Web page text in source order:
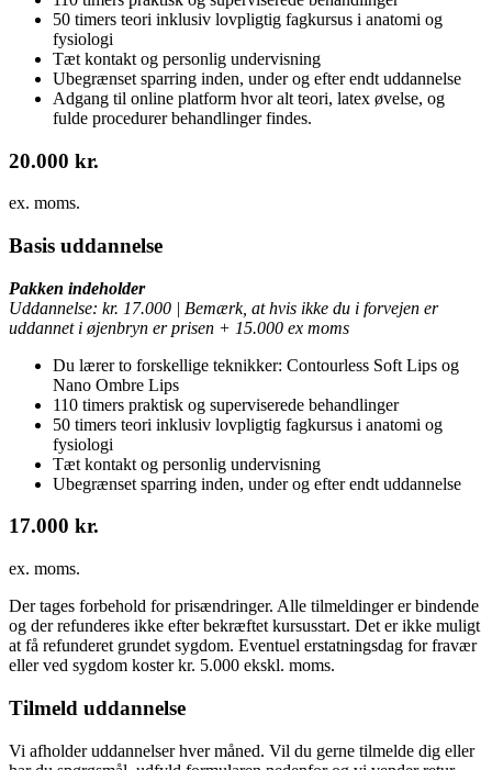
50 timers teori inklusiv lovpligtig fagkursus i anatomi og
fysiologi
Tæt kontakt og personlig undervisning
Ubegrænset sparring inden, under og efter endt uddannelse
Adgang til online platform hvor alt teori, latex øvelse, og
fulde procedurer behandlinger findes.
20.000 kr.
ex. moms.
Basis uddannelse
Pakken indeholder
Uddannelse: kr. 17.000 | Bemærk, at hvis ikke du i forvejen er
uddannet i øjenbryn er prisen + 15.000 ex moms
Du lærer to forskellige teknikker: Contourless Soft Lips og
Nano Ombre Lips
110 timers praktisk og superviserede behandlinger
50 timers teori inklusiv lovpligtig fagkursus i anatomi og
fysiologi
Tæt kontakt og personlig undervisning
Ubegrænset sparring inden, under og efter endt uddannelse
17.000 kr.
ex. moms.
Der tages forbehold for prisændringer. Alle tilmeldinger er bindende
og der refunderes ikke efter bekræftet kursusstart. Det er ikke muligt
at få refunderet grundet sygdom. Eventuel erstatningsdag for fravær
eller ved sygdom koster kr. 5.000 ekskl. moms.
Tilmeld uddannelse
Vi afholder uddannelser hver måned. Vil du gerne tilmelde dig eller